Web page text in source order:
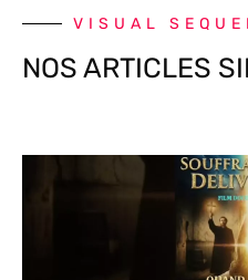
VISUAL
NOS ARTICLES